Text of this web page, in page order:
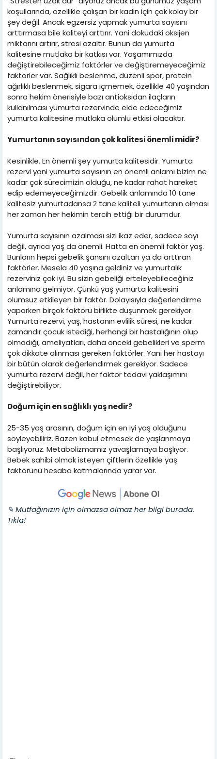
koşullarında, özellikle çalışan bir kadın için çok kolay bir
şey değil. Ancak egzersiz yapmak yumurta sayısını
arttırmasa bile kaliteyi arttırır. Yani dokudaki oksijen
miktarını artırır, stresi azaltır. Bunun da yumurta
kalitesine mutlaka bir katkısı var. Yaşamımızda
değiştirebileceğimiz faktörler ve değiştiremeyeceğimiz
faktörler var. Sağlıklı beslenme, düzenli spor, protein
ağırlıklı beslenmek, sigara içmemek, özellikle 40 yaşından
sonra hekim önerisiyle bazı antioksidan ilaçların
kullanılması yumurta rezervinde elde edeceğimiz
yumurta kalitesine mutlaka olumlu etkisi olacaktır.
Yumurtanın sayısından çok kalitesi önemli midir?
Kesinlikle. En önemli şey yumurta kalitesidir. Yumurta
rezervi yani yumurta sayısının en önemli anlamı bizim ne
kadar çok sürecimizin olduğu, ne kadar rahat hareket
edip edemeyeceğimizdir. Gebelik anlamında 10 tane
kalitesiz yumurtadansa 2 tane kaliteli yumurtanın olması
her zaman her hekimin tercih ettiği bir durumdur.
Yumurta sayısının azalması sizi ikaz eder, sadece sayı
değil, ayrıca yaş da önemli. Hatta en önemli faktör yaş.
Bunların hepsi gebelik şansını azaltan ya da arttıran
faktörler. Mesela 40 yaşına geldiniz ve yumurtalık
rezerviniz çok iyi. Bu sizin gebeliği erteleyebileceğiniz
anlamına gelmiyor. Çünkü yaş yumurta kalitesini
olumsuz etkileyen bir faktör. Dolayısıyla değerlendirme
yaparken birçok faktörü birlikte düşünmek gerekiyor.
Yumurta rezervi, yaş, hastanın evlilik süresi, ne kadar
zamandır çocuk istediği, herhangi bir hastalığının olup
olmadığı, ameliyatları, daha önceki gebelikleri ve sperm
çok dikkate alınması gereken faktörler. Yani her hastayı
bir bütün olarak değerlendirmek gerekiyor. Sadece
yumurta rezervi değil, her faktör tedavi yaklaşımını
değiştirebiliyor.
Doğum için en sağlıklı yaş nedir?
25-35 yaş arasının, doğum için en iyi yaş olduğunu
söyleyebiliriz. Bazen kabul etmesek de yaşlanmaya
başlıyoruz. Metabolizmamız yavaşlamaya başlıyor.
Bebek sahibi olmak isteyen çiftlerin özellikle yaş
faktörünü hesaba katmalarında yarar var.
✎ Mutfağınızın için olmazsa olmaz her bilgi burada.
Tıkla!